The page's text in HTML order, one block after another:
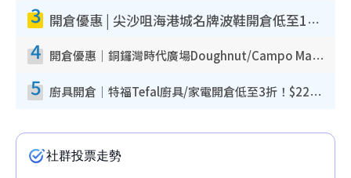
3 開倉優惠 | 尖沙咀海港城名牌波鞋開倉低至1折！On鞋$899起／Joy&Peace鞋履$98起
4 開倉優惠｜銅鑼灣時代廣場Doughnut/Campo Marzio開倉低至1折！背囊、書包、手袋劈價$200起
5 廚具開倉｜特福Tefal廚具/家電開倉低至3折！$220起買平底鍋/炒鑊/湯煲！電飯煲/吸塵機/燙斗$418起